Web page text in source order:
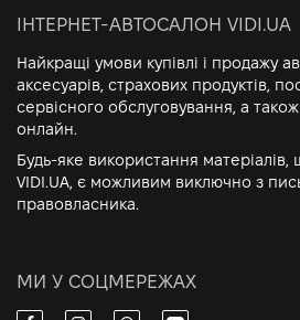
ІНТЕРНЕТ-АВТОСАЛОН VIDI.UA
Найкращі умови купівлі і продажу
аксесуарів, страхових продуктів,
сервісного обслуговування, а
онлайн.
Будь-яке використання матеріалів,
VIDI.UA, є можливим виключно з
правовласника.
МИ У СОЦМЕРЕЖАХ